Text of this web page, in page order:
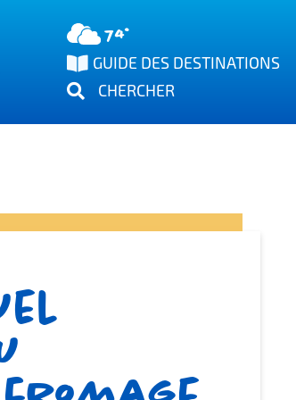
74°
GUIDE DES DESTINATIONS
CHERCHER